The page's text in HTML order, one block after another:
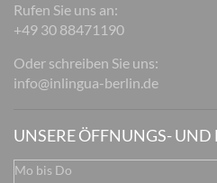
Rufen Sie uns an:
+49 30 88471190
Oder schreiben Sie uns:
info@inlingua-berlin.de
UNSERE ÖFFNUNGS-
Mo bis Do